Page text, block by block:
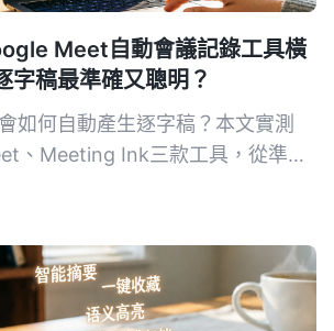
Meet自動會議記錄工具橫
字稿最準確又聰明？
如何自動產生逐字稿？本文實測
、Meeting Ink三款工具，從準確